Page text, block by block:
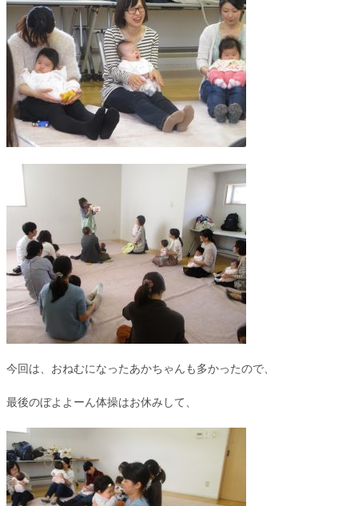
今回は、おねむになったあかちゃんも多かったので、
最後のぼよよーん体操はお休みして、